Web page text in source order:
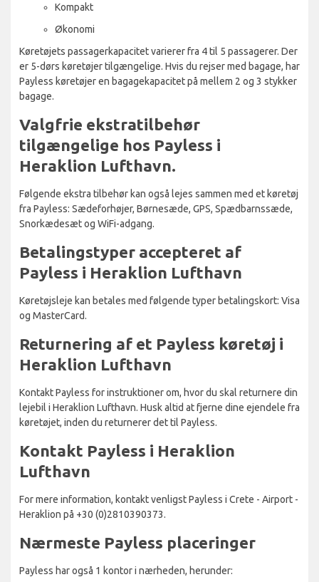
Kompakt
Økonomi
Køretøjets passagerkapacitet varierer fra 4 til 5 passagerer. Der
er 5-dørs køretøjer tilgængelige. Hvis du rejser med bagage, har
Payless køretøjer en bagagekapacitet på mellem 2 og 3 stykker
bagage.
Valgfrie ekstratilbehør
tilgængelige hos Payless i
Heraklion Lufthavn.
Følgende ekstra tilbehør kan også lejes sammen med et køretøj
fra Payless: Sædeforhøjer, Børnesæde, GPS, Spædbarnssæde,
Snorkædesæt og WiFi-adgang.
Betalingstyper accepteret af
Payless i Heraklion Lufthavn
Køretøjsleje kan betales med følgende typer betalingskort: Visa
og MasterCard.
Returnering af et Payless køretøj i
Heraklion Lufthavn
Kontakt Payless for instruktioner om, hvor du skal returnere din
lejebil i Heraklion Lufthavn. Husk altid at fjerne dine ejendele fra
køretøjet, inden du returnerer det til Payless.
Kontakt Payless i Heraklion
Lufthavn
For mere information, kontakt venligst Payless i Crete - Airport -
Heraklion på +30 (0)2810390373.
Nærmeste Payless placeringer
Payless har også 1 kontor i nærheden, herunder: